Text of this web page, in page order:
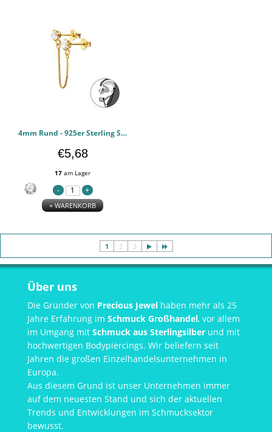
4mm Rund - 925er Sterling Silber Ear Jackets & Connector Earrings (PCS) PCJW44277
€5,68
17 am Lager
+ WARENKORB
1 2 3
Über uns
Die Gründer von Precious Jewel haben mehr als 25
Jahre Erfahrung im Schmuck Großhandel, vor allem
im Umgang mit Schmuck aus Sterlingsilber und mit
hochwertigen Bodypiercings. Wir beliefern seit
Jahren die großen Einzelhandelsunternehmen in
Europa.
Aus diesem Grund ist unser Unternehmen immer
auf dem neuesten Stand und sich der aktuellen
Trends und Entwicklungen im Schmucksektor
bewusst.